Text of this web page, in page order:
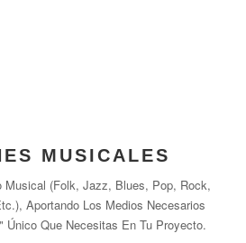
MUSICALES
Musical (Folk, Jazz, Blues, Pop, Rock,
Aportando Los Medios Necesarios
Único Que Necesitas En Tu Proyecto.